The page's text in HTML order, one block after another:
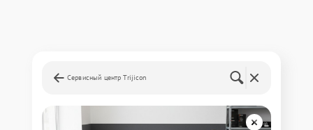
Сервисный центр Trijicon